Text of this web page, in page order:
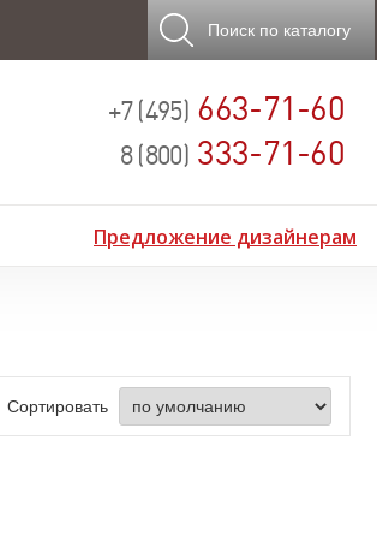
Поиск по каталогу
+7 (495) 663-71-60
8 (800) 333-71-60
Предложение дизайнерам
Сортировать